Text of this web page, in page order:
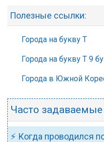
Полезные ссылки:
Города на букву Т
Города на букву Т 9
Города в Южной
Часто
⚡ Когда проводился